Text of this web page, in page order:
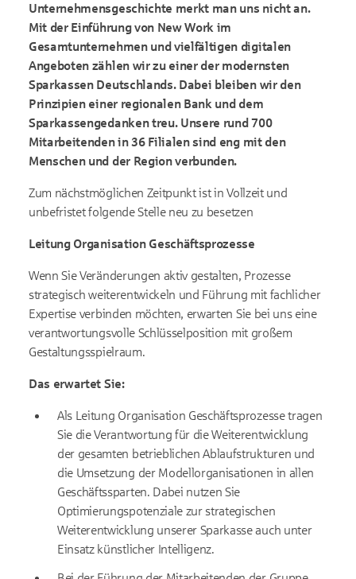
Unternehmensgeschichte merkt man uns nicht an.
Mit der Einführung von New Work im
Gesamtunternehmen und vielfältigen digitalen
Angeboten zählen wir zu einer der modernsten
Sparkassen Deutschlands. Dabei bleiben wir den
Prinzipien einer regionalen Bank und dem
Sparkassengedanken treu. Unsere rund 700
Mitarbeitenden in 36 Filialen sind eng mit den
Menschen und der Region verbunden.
Zum nächstmöglichen Zeitpunkt ist in Vollzeit und
unbefristet folgende Stelle neu zu besetzen
Leitung Organisation Geschäftsprozesse
Wenn Sie Veränderungen aktiv gestalten, Prozesse
strategisch weiterentwickeln und Führung mit fachlicher
Expertise verbinden möchten, erwarten Sie bei uns eine
verantwortungsvolle Schlüsselposition mit großem
Gestaltungsspielraum.
Das erwartet Sie:
Als Leitung Organisation Geschäftsprozesse tragen
Sie die Verantwortung für die Weiterentwicklung
der gesamten betrieblichen Ablaufstrukturen und
die Umsetzung der Modellorganisationen in allen
Geschäftssparten. Dabei nutzen Sie
Optimierungspotenziale zur strategischen
Weiterentwicklung unserer Sparkasse auch unter
Einsatz künstlicher Intelligenz.